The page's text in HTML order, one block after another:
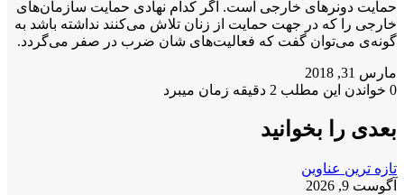
حمایت دونرهای خارجی است. اگر کدام نهادی حمایت سازمان‌های
خارجی را که در جهت حمایت از زنان تلاش می‌کنند نداشته باشد به
گونه‌ی می‌توان گفت که فعالیت‌های شان ضرب در صفر می‌گردد.
مارس 31, 2018
0 خواندن این مطلب 2 دقیقه زمان میبرد
بعدی را بخوانید
تازه ترین عناوین
آگوست 9, 2026